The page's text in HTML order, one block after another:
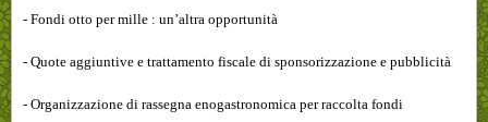
- Fondi otto per mille : un’altra opportunità
- Quote aggiuntive e trattamento fiscale di sponsorizzazione e pubblicità
- Organizzazione di rassegna enogastronomica per raccolta fondi